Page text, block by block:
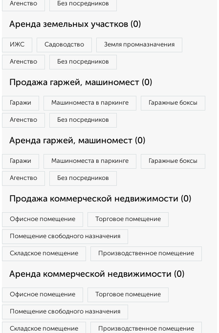
Агенство Без посредников
Аренда земельных участков (0)
ИЖС Садоводство Земля промназначения
Агенство Без посредников
Продажа гаржей, машиномест (0)
Гаражи Машиноместа в паркинге Гаражные боксы
Агенство Без посредников
Аренда гаржей, машиномест (0)
Гаражи Машиноместа в паркинге Гаражные боксы
Агенство Без посредников
Продажа коммерческой недвижимости (0)
Офисное помещение Торговое помещение
Помещение свободного назначения
Складское помещение Производственное помещение
Аренда коммерческой недвижимости (0)
Офисное помещение Торговое помещение
Помещение свободного назначения
Складское помещение Производственное помещение